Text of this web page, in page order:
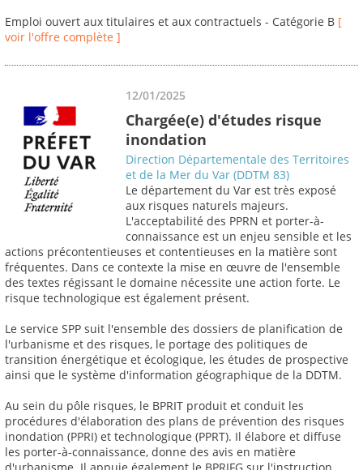
Emploi ouvert aux titulaires et aux contractuels - Catégorie B [
voir l'offre complète ]
12/01/2025
Chargée(e) d'études risque
inondation
Direction Départementale des Territoires
et de la Mer du Var (DDTM 83)
Le département du Var est très exposé
aux risques naturels majeurs.
L'acceptabilité des PPRN et porter-à-
connaissance est un enjeu sensible et les
actions précontentieuses et contentieuses en la matière sont
fréquentes. Dans ce contexte la mise en œuvre de l'ensemble
des textes régissant le domaine nécessite une action forte. Le
risque technologique est également présent.
Le service SPP suit l'ensemble des dossiers de planification de
l'urbanisme et des risques, le portage des politiques de
transition énergétique et écologique, les études de prospective
ainsi que le système d'information géographique de la DDTM.
Au sein du pôle risques, le BPRIT produit et conduit les
procédures d'élaboration des plans de prévention des risques
inondation (PPRI) et technologique (PPRT). Il élabore et diffuse
les porter-à-connaissance, donne des avis en matière